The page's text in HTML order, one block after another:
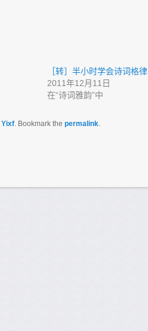
［转］半小时学会诗词格律
2011年12月11日
在“诗词雅韵”中
Yixf. Bookmark the permalink.